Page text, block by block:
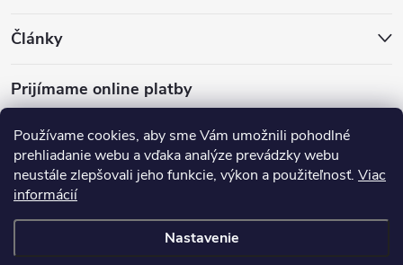
Používame cookies, aby sme Vám umožnili pohodlné
prehliadanie webu a vďaka analýze prevádzky webu
neustále zlepšovali jeho funkcie, výkon a použiteľnosť. Viac
informácií
Nastavenie
Články
Prijímame online platby